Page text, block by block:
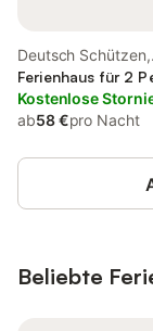
Deutsch Schützen,
Südburgenland
Ferienhaus für 2
Kostenlose
ab58 €pro Nacht
Beliebte